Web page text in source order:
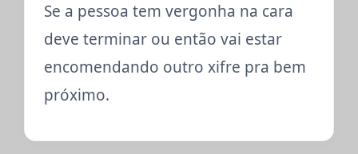
Se a pessoa tem vergonha na cara
deve terminar ou então vai estar
encomendando outro xifre pra bem
próximo.